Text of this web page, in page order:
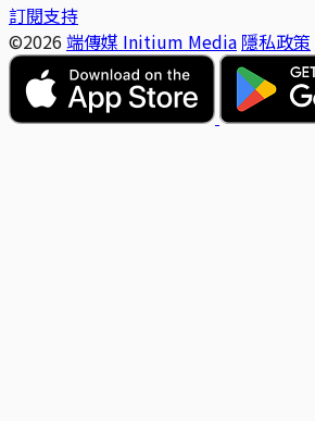
訂閱支持
©2026 端傳媒 Initium Media 隱私政策